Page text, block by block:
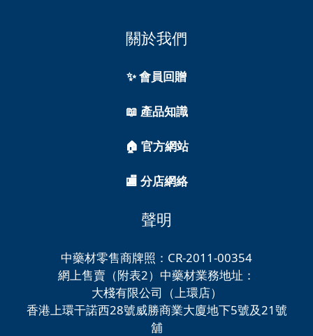
關於我們
✨ 會員回贈
📖 產品知識
🏠 官方網站
🏬 分店網絡
聲明
中藥材零售商牌照：CR-2011-00354
網上售賣（附表2）中藥材業務地址：
大棧有限公司（上環店）
香港上環干諾西28號威勝商業大廈地下5號及21號
舖